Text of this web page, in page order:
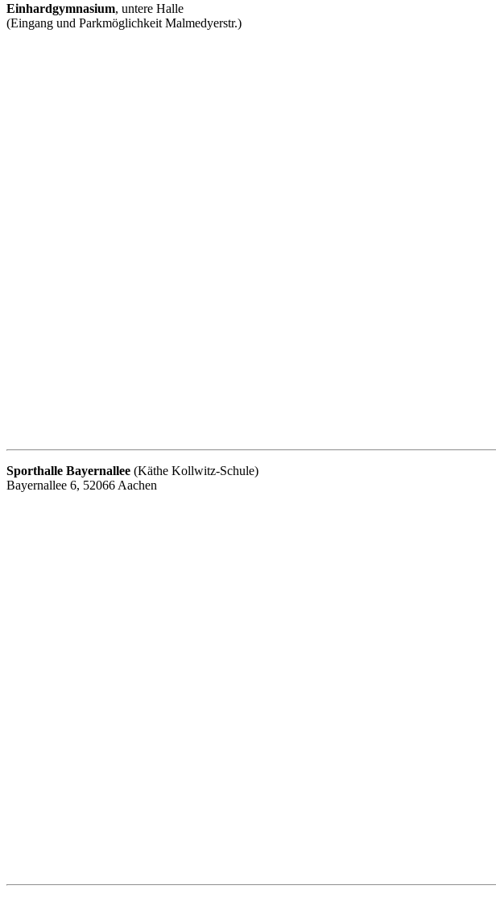
Einhardgymnasium, untere Halle
(Eingang und Parkmöglichkeit Malmedyerstr.)
Sporthalle Bayernallee (Käthe Kollwitz-Schule)
Bayernallee 6, 52066 Aachen